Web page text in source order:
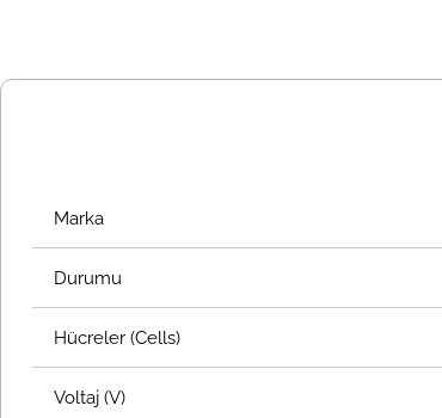
Marka
Durumu
Hücreler (Cells)
Voltaj (V)